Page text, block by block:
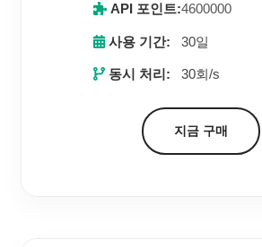
API 포인트:4600000
사용 기간: 30일
동시 처리: 30회/s
지금 구매